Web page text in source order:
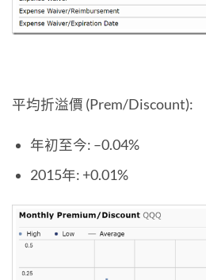
平均折溢價 (Prem/Discount):
年初至今: –0.04%
2015年: +0.01%